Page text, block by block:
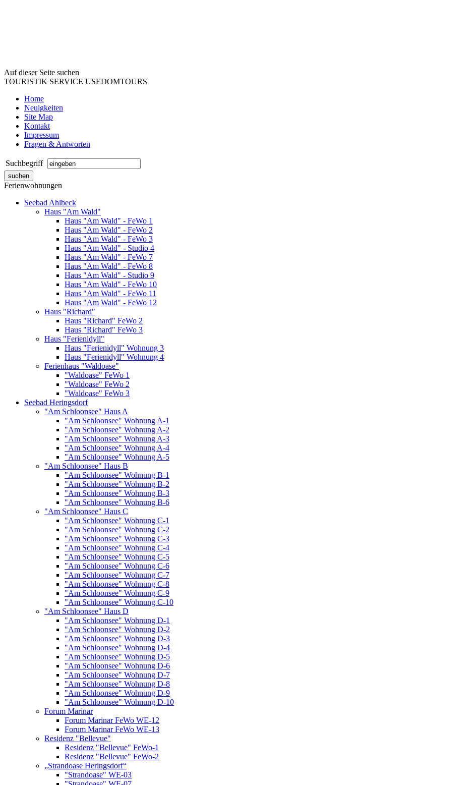
Auf dieser Seite suchen
TOURISTIK SERVICE USEDOMTOURS
Home
Neuigkeiten
Site Map
Kontakt
Impressum
Fragen & Antworten
Suchbegriff
Ferienwohnungen
Seebad Ahlbeck
Haus "Am Wald"
Haus "Am Wald" - FeWo 1
Haus "Am Wald" - FeWo 2
Haus "Am Wald" - FeWo 3
Haus "Am Wald" - Studio 4
Haus "Am Wald" - FeWo 7
Haus "Am Wald" - FeWo 8
Haus "Am Wald" - Studio 9
Haus "Am Wald" - FeWo 10
Haus "Am Wald" - FeWo 11
Haus "Am Wald" - FeWo 12
Haus "Richard"
Haus "Richard" FeWo 2
Haus "Richard" FeWo 3
Haus "Ferienidyll"
Haus "Ferienidyll" Wohnung 3
Haus "Ferienidyll" Wohnung 4
Ferienhaus "Waldoase"
"Waldoase" FeWo 1
"Waldoase" FeWo 2
"Waldoase" FeWo 3
Seebad Heringsdorf
"Am Schloonsee" Haus A
"Am Schloonsee" Wohnung A-1
"Am Schloonsee" Wohnung A-2
"Am Schloonsee" Wohnung A-3
"Am Schloonsee" Wohnung A-4
"Am Schloonsee" Wohnung A-5
"Am Schloonsee" Haus B
"Am Schloonsee" Wohnung B-1
"Am Schloonsee" Wohnung B-2
"Am Schloonsee" Wohnung B-3
"Am Schloonsee" Wohnung B-6
"Am Schloonsee" Haus C
"Am Schloonsee" Wohnung C-1
"Am Schloonsee" Wohnung C-2
"Am Schloonsee" Wohnung C-3
"Am Schloonsee" Wohnung C-4
"Am Schloonsee" Wohnung C-5
"Am Schloonsee" Wohnung C-6
"Am Schloonsee" Wohnung C-7
"Am Schloonsee" Wohnung C-8
"Am Schloonsee" Wohnung C-9
"Am Schloonsee" Wohnung C-10
"Am Schloonsee" Haus D
"Am Schloonsee" Wohnung D-1
"Am Schloonsee" Wohnung D-2
"Am Schloonsee" Wohnung D-3
"Am Schloonsee" Wohnung D-4
"Am Schloonsee" Wohnung D-5
"Am Schloonsee" Wohnung D-6
"Am Schloonsee" Wohnung D-7
"Am Schloonsee" Wohnung D-8
"Am Schloonsee" Wohnung D-9
"Am Schloonsee" Wohnung D-10
Forum Marinar
Forum Marinar FeWo WE-12
Forum Marinar FeWo WE-13
Residenz "Bellevue"
Residenz "Bellevue" FeWo-1
Residenz "Bellevue" FeWo-2
„Strandoase Heringsdorf“
"Strandoase" WE-03